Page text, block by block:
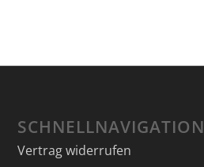
SCHNELLNAVIGATION
Vertrag widerrufen